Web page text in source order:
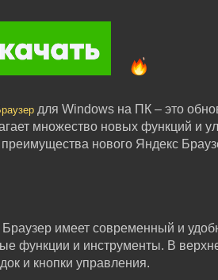
для Windows на ПК – это
множество новых функций и
нового Яндекс
имеет современный и
функции и инструменты. В
и кнопки управления.